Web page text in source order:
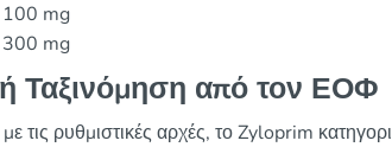
100 mg
300 mg
Ταξινόμηση από τον ΕΟΦ
τις ρυθμιστικές αρχές, το Zyloprim